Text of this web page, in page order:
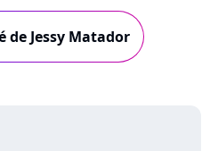
Jessy Matador